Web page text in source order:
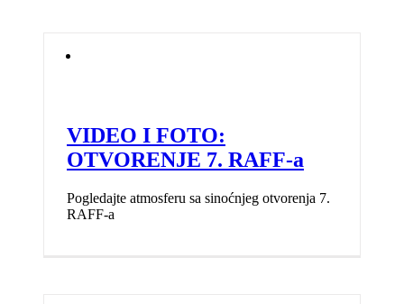
VIDEO I FOTO:
OTVORENJE 7. RAFF-a
Pogledajte atmosferu sa sinoćnjeg otvorenja 7.
RAFF-a